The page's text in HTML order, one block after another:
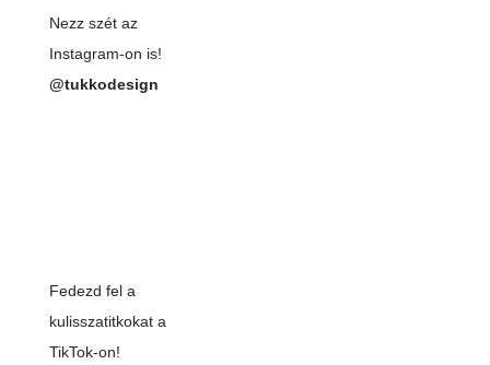
Nezz szét az
Instagram-on is!
@tukkodesign
Fedezd fel a
kulisszatitkokat a
TikTok-on!